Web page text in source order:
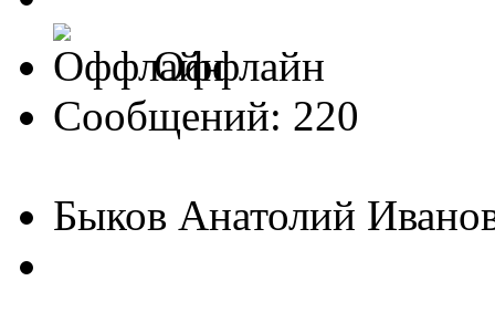
Оффлайн
Сообщений: 220
Быков Анатолий